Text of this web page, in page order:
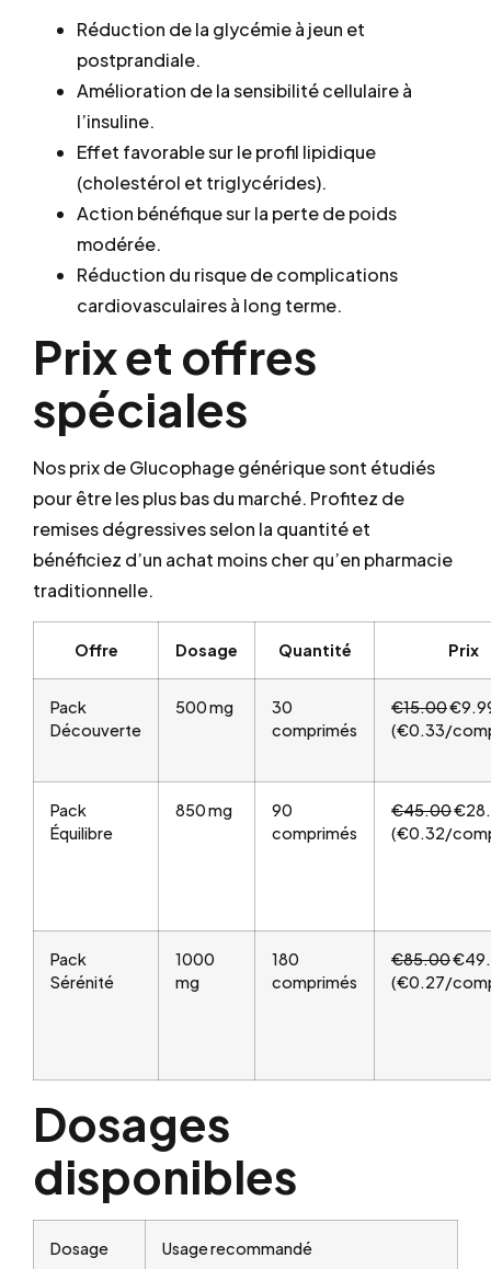
Réduction de la glycémie à jeun et
postprandiale.
Amélioration de la sensibilité cellulaire à
l’insuline.
Effet favorable sur le profil lipidique
(cholestérol et triglycérides).
Action bénéfique sur la perte de poids
modérée.
Réduction du risque de complications
cardiovasculaires à long terme.
Prix et offres
spéciales
Nos prix de Glucophage générique sont étudiés
pour être les plus bas du marché. Profitez de
remises dégressives selon la quantité et
bénéficiez d’un achat moins cher qu’en pharmacie
traditionnelle.
Offre Dosage Quantité Prix
Pack
Découverte
500 mg
30
comprimés
€15.00
(€0.33/
Pack
Équilibre
850 mg
90
comprimés
€45.00
(€0.32/
Pack
Sérénité
1000
mg
180
comprimés
€85.00
(€0.27/
Dosages
disponibles
Dosage Usage recommandé